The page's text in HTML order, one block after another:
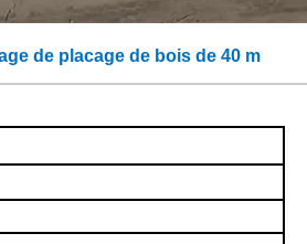
de placage de bois de 40 m